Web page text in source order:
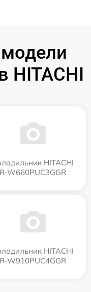
HITACHI
HITACHI
R-W660PUC3GGR
HITACHI
R-W910PUC4GGR